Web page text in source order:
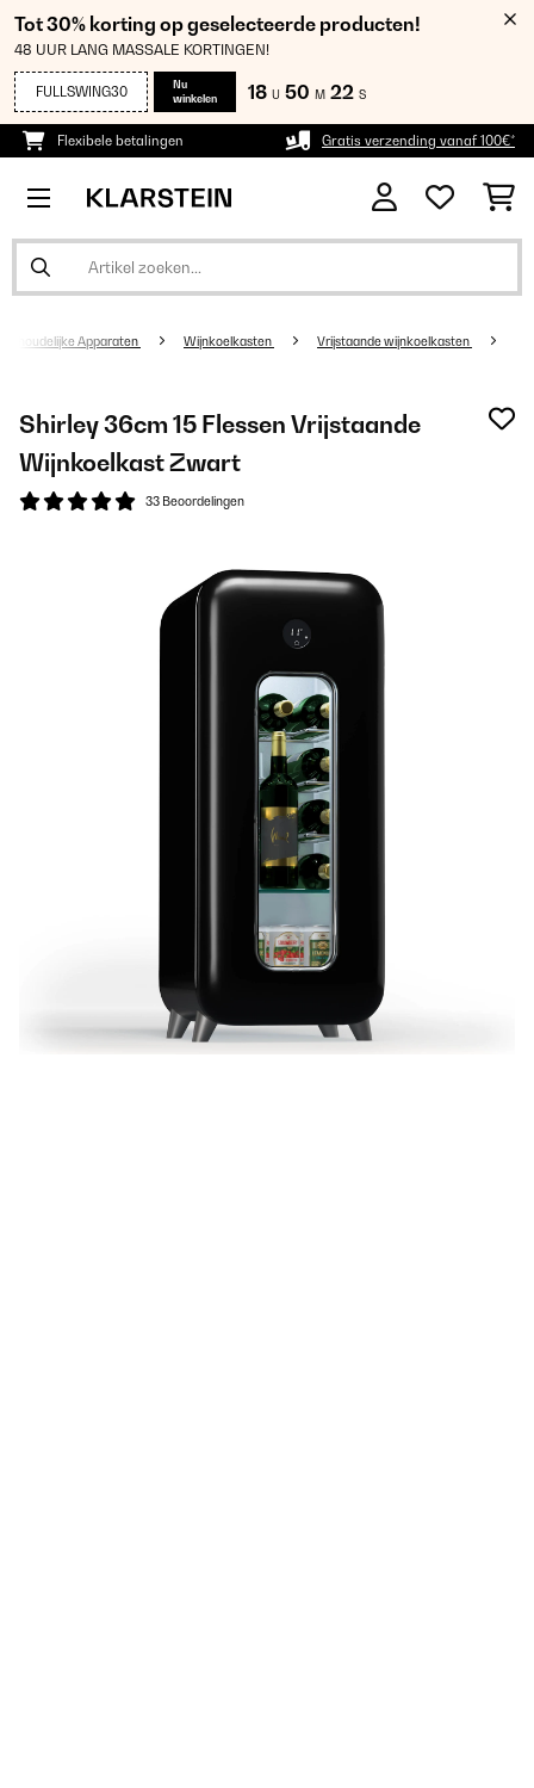
Tot 30% korting op geselecteerde producten!
48 UUR LANG MASSALE KORTINGEN!
FULLSWING30
Nu
winkelen
18 U 50 M 21 S
Flexibele betalingen Gratis verzending vanaf 100€*
Apparaten Wijnkoelkasten Vrijstaande wijnkoelkasten
Shirley 36cm 15 Flessen Vrijstaande
Wijnkoelkast Zwart
33 Beoordelingen